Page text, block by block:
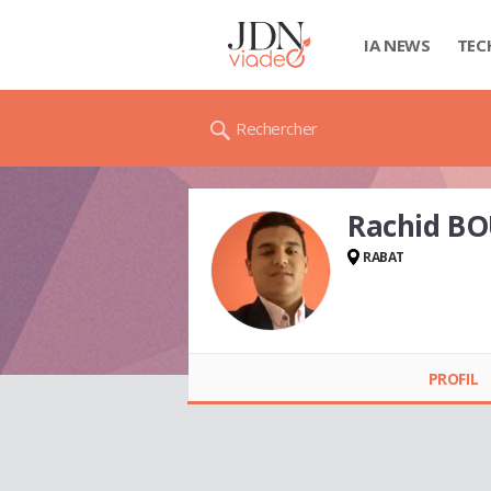
IA NEWS
Rechercher
Rachid
RABAT
PROFIL